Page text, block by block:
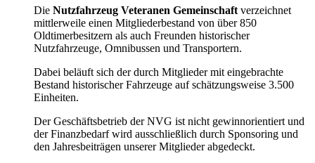
Die Nutzfahrzeug Veteranen Gemeinschaft verzeichnet
mittlerweile einen Mitgliederbestand von über 850
Oldtimerbesitzern als auch Freunden historischer
Nutzfahrzeuge, Omnibussen und Transportern.
Dabei beläuft sich der durch Mitglieder mit eingebrachte
Bestand historischer Fahrzeuge auf schätzungsweise 3.500
Einheiten.
Der Geschäftsbetrieb der NVG ist nicht gewinnorientiert und
der Finanzbedarf wird ausschließlich durch Sponsoring und
den Jahresbeiträgen unserer Mitglieder abgedeckt.